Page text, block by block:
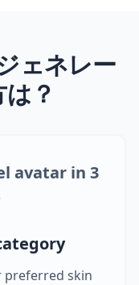
ェネレー
？
avatar in 3
preferred skin